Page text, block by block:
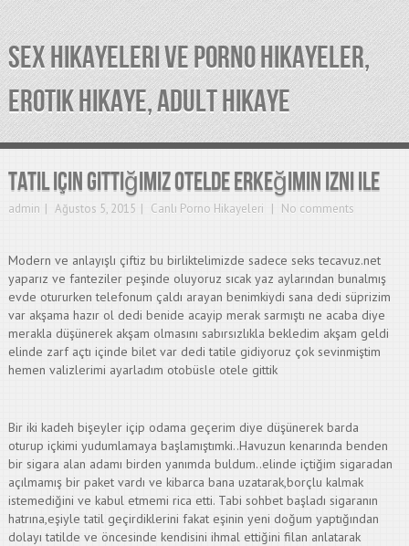
SEX HIKAYELERI VE PORNO HIKAYELER,
EROTIK HIKAYE, ADULT HIKAYE
Tatil için gittiğimiz otelde erkeğimin izni ile
admin Ağustos 5, 2015 Canlı Porno Hikayeleri No comments
Modern ve anlayışlı çiftiz bu birliktelimizde sadece seks tecavuz.net
yaparız ve fanteziler peşinde oluyoruz sıcak yaz aylarından bunalmış
evde otururken telefonum çaldı arayan benimkiydi sana dedi süprizim
var akşama hazır ol dedi benide acayip merak sarmıştı ne acaba diye
merakla düşünerek akşam olmasını sabırsızlıkla bekledim akşam geldi
elinde zarf açtı içinde bilet var dedi tatile gidiyoruz çok sevinmiştim
hemen valizlerimi ayarladım otobüsle otele gittik
Bir iki kadeh bişeyler içip odama geçerim diye düşünerek barda
oturup içkimi yudumlamaya başlamıştımki..Havuzun kenarında benden
bir sigara alan adamı birden yanımda buldum..elinde içtiğim sigaradan
açılmamış bir paket vardı ve kibarca bana uzatarak,borçlu kalmak
istemediğini ve kabul etmemi rica etti. Tabi sohbet başladı sigaranın
hatrına,eşiyle tatil geçirdiklerini fakat eşinin yeni doğum yaptığından
dolayı tatilde ve öncesinde kendisini ihmal ettiğini filan anlatarak